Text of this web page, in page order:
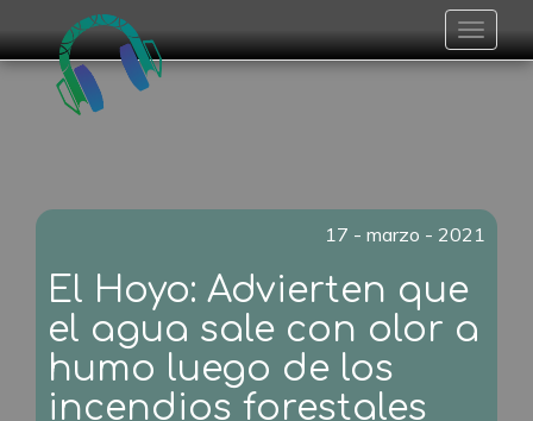
Toggle
17 - marzo - 2021
El Hoyo: Advierten que
el agua sale con olor a
humo luego de los
incendios forestales